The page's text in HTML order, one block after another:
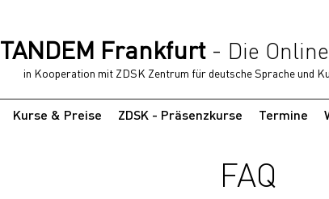
TANDEM Frankfurt - Die
in Kooperation mit ZDSK Zentrum für deutsche Sprache und
Kurse & Preise ZDSK - Präsenzkurse Termine
FAQ